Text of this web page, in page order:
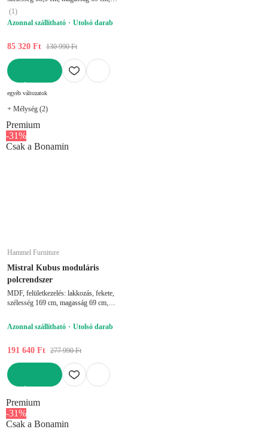
mélység 32,5 cm
(1)
Azonnal szállítható
Utolsó darab
85 320 Ft 130 990 Ft
egyéb változatok
+ Mélység (2)
Premium
-31%
Csak a Bonamin
Hammel Furniture
Mistral Kubus moduláris
polcrendszer
MDF, felületkezelés: lakkozás, fekete,
szélesség 169 cm, magasság 69 cm,
Azonnal szállítható
Utolsó darab
191 640 Ft 277 990 Ft
Premium
-31%
Csak a Bonamin